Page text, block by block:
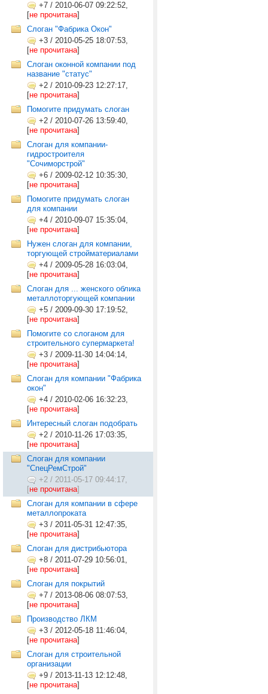
+7 / 2010-06-07 09:22:52,
[не прочитана]
Слоган "Фабрика Окон"
+3 / 2010-05-25 18:07:53,
[не прочитана]
Слоган оконной компании под
название "статус"
+2 / 2010-09-23 12:27:17,
[не прочитана]
Помогите придумать слоган
+2 / 2010-07-26 13:59:40,
[не прочитана]
Слоган для компании-
гидростроителя
"Сочиморстрой"
+6 / 2009-02-12 10:35:30,
[не прочитана]
Помогите придумать слоган
для компании
+4 / 2010-09-07 15:35:04,
[не прочитана]
Нужен слоган для компании,
торгующей стройматериалами
+4 / 2009-05-28 16:03:04,
[не прочитана]
Слоган для ... женского облика
металлоторгующей компании
+5 / 2009-09-30 17:19:52,
[не прочитана]
Помогите со слоганом для
строительного супермаркета!
+3 / 2009-11-30 14:04:14,
[не прочитана]
Слоган для компании "Фабрика
окон"
+4 / 2010-02-06 16:32:23,
[не прочитана]
Интересный слоган подобрать
+2 / 2010-11-26 17:03:35,
[не прочитана]
Слоган для компании
"СпецРемСтрой"
+2 / 2011-05-17 09:44:17,
[не прочитана]
Слоган для компании в сфере
металлопроката
+3 / 2011-05-31 12:47:35,
[не прочитана]
Слоган для дистрибьютора
+8 / 2011-07-29 10:56:01,
[не прочитана]
Слоган для покрытий
+7 / 2013-08-06 08:07:53,
[не прочитана]
Производство ЛКМ
+3 / 2012-05-18 11:46:04,
[не прочитана]
Слоган для строительной
организации
+9 / 2013-11-13 12:12:48,
[не прочитана]